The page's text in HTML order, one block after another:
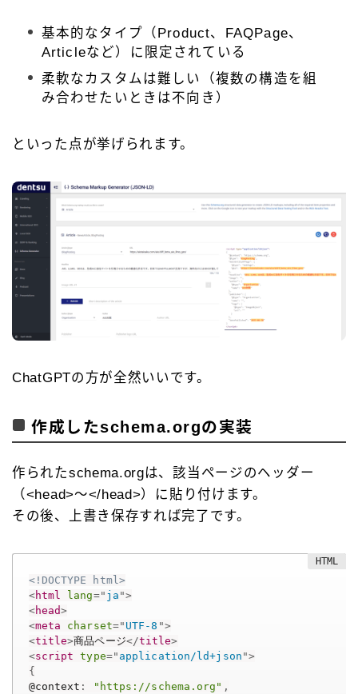
基本的なタイプ（Product、FAQPage、
Articleなど）に限定されている
柔軟なカスタムは難しい（複数の構造を組
み合わせたいときは不向き）
といった点が挙げられます。
ChatGPTの方が全然いいです。
作成したschema.orgの実装
作られたschema.orgは、該当ページのヘッダー
（<head>～</head>）に貼り付けます。
その後、上書き保存すれば完了です。
<!DOCTYPE html>
<html lang=" ja ">
<head>
<meta charset=" UTF-8 ">
<title>商品ページ</title>
<script type=" application/ld+json ">
{
@context : "https://schema.org" ,